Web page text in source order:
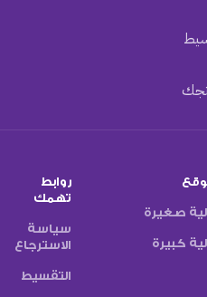
صغيرة
كبيرة
روابط
تهمك
سياسة
الاسترجاع
التقسيط